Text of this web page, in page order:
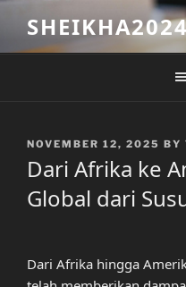
content
POSTED
NOVEMBER 12, 2025 BY
Dari Afrika ke
Global dari
Dari Afrika hingga